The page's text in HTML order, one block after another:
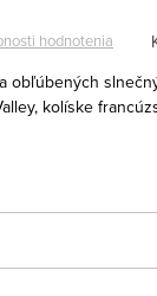
hodnotenia
obľúbených
kolíske